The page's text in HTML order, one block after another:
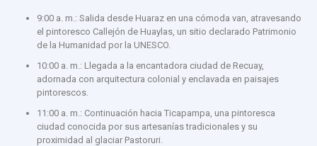
9:00 a. m.: Salida desde Huaraz en una cómoda van, atravesando
el pintoresco Callejón de Huaylas, un sitio declarado Patrimonio
de la Humanidad por la UNESCO.
10:00 a. m.: Llegada a la encantadora ciudad de Recuay,
adornada con arquitectura colonial y enclavada en paisajes
pintorescos.
11:00 a. m.: Continuación hacia Ticapampa, una pintoresca
ciudad conocida por sus artesanías tradicionales y su
proximidad al glaciar Pastoruri.